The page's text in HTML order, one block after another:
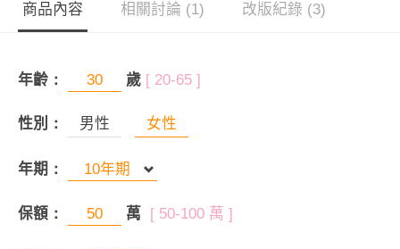
商品內容 相關討論 (1) 改版紀錄 (3)
年齡： 歲 [ 20-65 ]
性別： 男性 女性
年期：
保額： 萬 [ 50-100 萬 ]